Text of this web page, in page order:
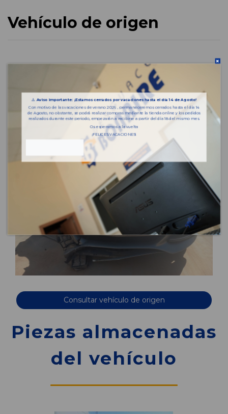
Vehículo de origen
Consultar vehículo de origen
Piezas almacenadas
del vehículo
⚠️Aviso importante: ¡Estamos cerrados por vacaciones hasta el día 14 de Agosto!
Con motivo de las vacaciones de verano 2026 , permaneceremos cerrados hasta el día 14
de Agosto, no obstante, se podrá realizar compras mediante la tienda online y los pedidos
realizados durante este periodo, empezarán a recibirse a partir del día 18 del mismo mes.
Os esperamos a la vuelta
¡FELICES VACACIONES!